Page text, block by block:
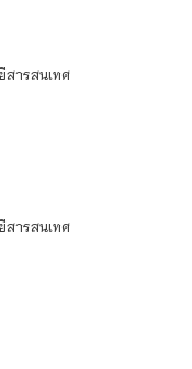
สารสนเทศ
สารสนเทศ